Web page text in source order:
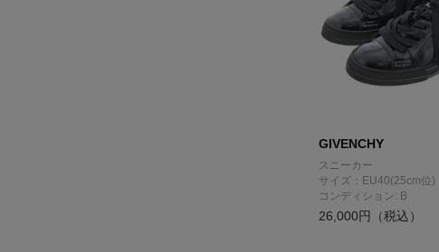
GIVENCHY
スニーカー
サイズ：EU40(25cm位)
コンディション: B
26,000円（税込）